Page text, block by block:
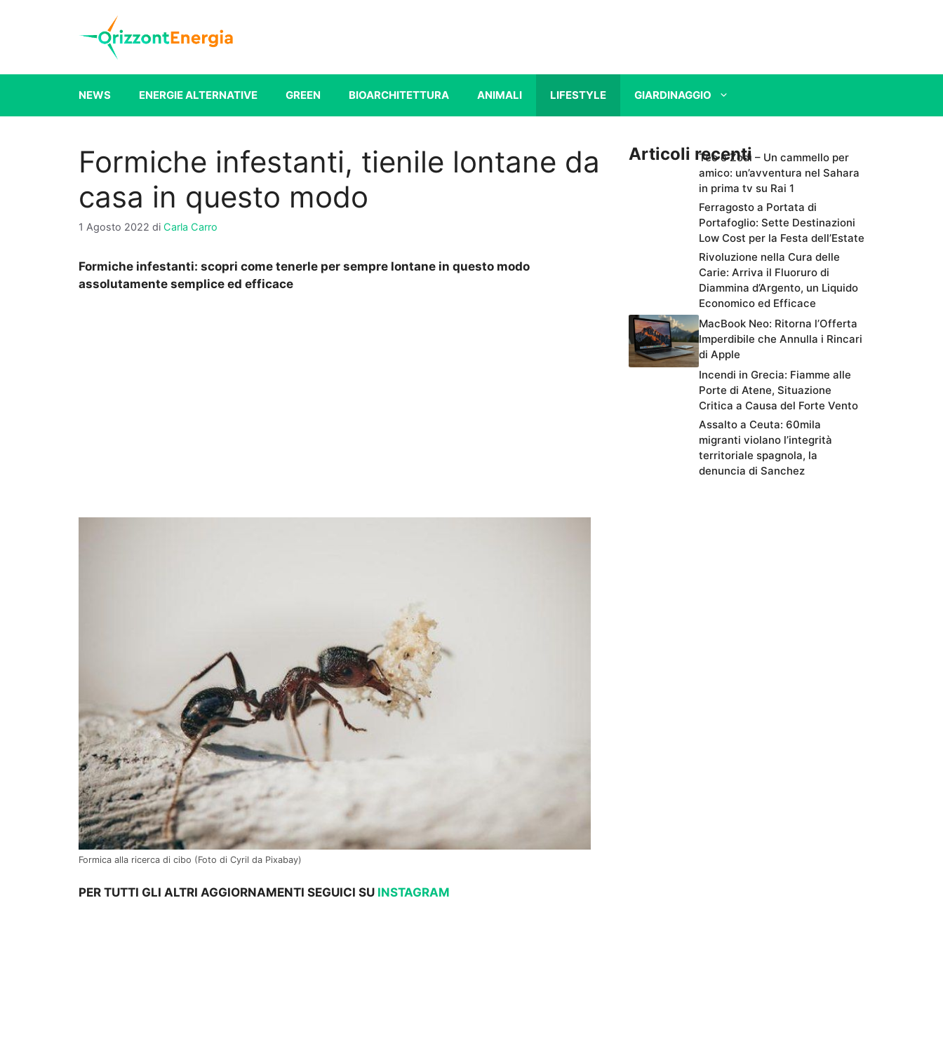
NEWS ENERGIE ALTERNATIVE GREEN BIOARCHITETTURA ANIMALI LIFESTYLE GIARDINAGGIO
Formiche infestanti, tienile lontane da
casa in questo modo
1 Agosto 2022 di Carla Carro
Formiche infestanti: scopri come tenerle per sempre lontane in questo modo
assolutamente semplice ed efficace
Formica alla ricerca di cibo (Foto di Cyril da Pixabay)
PER TUTTI GLI ALTRI AGGIORNAMENTI SEGUICI SU INSTAGRAM
Articoli recentiTeo e Zodì – Un cammello per
amico: un’avventura nel Sahara
in prima tv su Rai 1
Ferragosto a Portata di
Portafoglio: Sette Destinazioni
Low Cost per la Festa dell’Estate
Rivoluzione nella Cura delle
Carie: Arriva il Fluoruro di
Diammina d’Argento, un Liquido
Economico ed Efficace
MacBook Neo: Ritorna l’Offerta
Imperdibile che Annulla i Rincari
di Apple
Incendi in Grecia: Fiamme alle
Porte di Atene, Situazione
Critica a Causa del Forte Vento
Assalto a Ceuta: 60mila
migranti violano l’integrità
territoriale spagnola, la
denuncia di Sanchez